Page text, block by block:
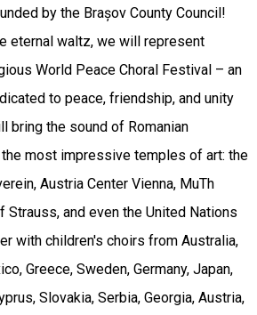
by the Brașov County Council!
eternal waltz, we will represent
World Peace Choral Festival – an
to peace, friendship, and unity
bring the sound of Romanian
most impressive temples of art: the
Austria Center Vienna, MuTh
Strauss, and even the United Nations
with children's choirs from Australia,
Greece, Sweden, Germany, Japan,
Slovakia, Serbia, Georgia, Austria,